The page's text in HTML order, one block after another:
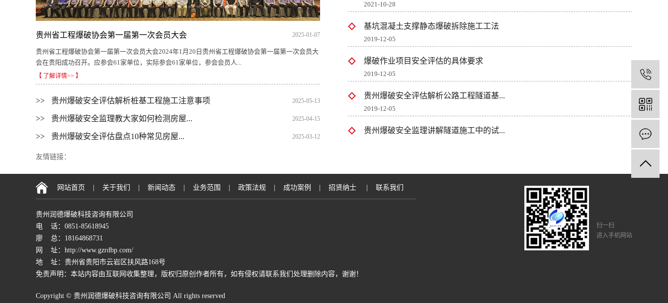
贵州省工程爆破协会第一届第一次会员大会 2025-01-07
贵州省工程爆破协会第一届第一次会员大会2024年1月20日贵州省工程爆破协会第一届第一次会员大
会在贵阳成功召开。应参会61家单位，实际参会61家单位，参会会员人...
【 了解详情>> 】
>> 贵州爆破安全评估解析桩基工程施工注意事项 2025-05-13
>> 贵州爆破安全监理教大家如何检测房屋... 2025-04-15
>> 贵州爆破安全评估盘点10种常见房屋... 2025-03-12
基坑混凝土支撑静态爆破拆除施工工法
2019-12-05
爆破作业项目安全评估的具体要求
2019-12-05
贵州爆破安全评估解析公路工程隧道基...
2019-12-05
贵州爆破安全监理讲解隧道施工中的试...
2019-12-05
贵州爆破安全评估浅谈水下爆破作业施工安全
友情链接：
网站首页 关于我们 新闻动态 业务范围 政策法规 成功案例 招贤纳士 联系我们
贵州润德爆破科技咨询有限公司
电 话：0851-85618945
廖 总：18164868731
网 址：http://www.gzrdbp.com/
地 址：贵州省贵阳市云岩区扶风路168号
免责声明：本站内容由互联网收集整理，版权归原创作者所有，如有侵权请联系我们处理删除内容，谢谢！
Copyright © 贵州润德爆破科技咨询有限公司 All rights reserved
扫一扫
进入手机网站